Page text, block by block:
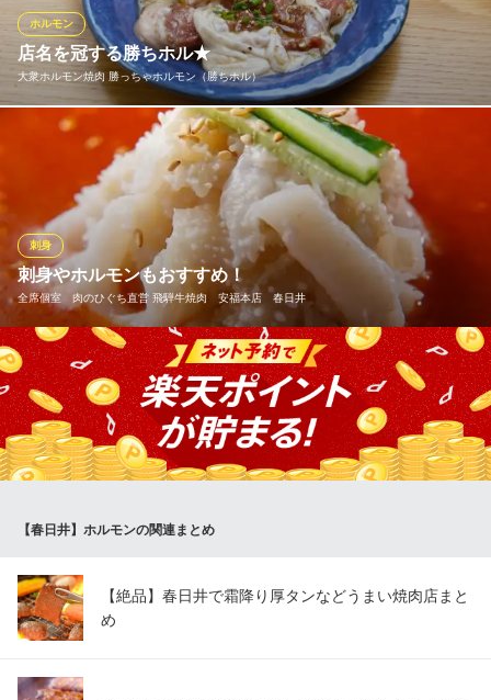
頃価格ですよ。ようこそホルモンの世界へ。
春日井×焼肉 春日井ホルモン
国産黒毛和牛コスパ◎
名鉄小牧線味美駅 徒歩21分
愛知県春日井市如意申町3-7-16
店名を冠する勝ちホル★
大衆ホルモン焼肉 勝っちゃホルモン（勝ちホル）
ホルモン
名前から縁起の良い上質なホルモン。皆さまご注文される、必食
のメニューです！
大衆ホルモン焼肉 勝っちゃホルモン（勝ちホル）
居酒屋
ＪＲ中央本線勝川駅 徒歩4分
愛知県春日井市旭町1-40
刺身やホルモンもおすすめ！
全席個室 肉のひぐち直営 飛騨牛焼肉 安福本店 春日井
刺身
【センマイ刺し】 新鮮な白い生センマイを安福特製の酢味噌で。
全席個室 肉のひぐち直営 飛騨牛焼肉 安福本店 春日井
飛騨牛焼肉を喰らう
ＪＲ中央本線春日井駅 徒歩17分
愛知県春日井市鳥居松町6-49-1
【春日井】ホルモンの関連まとめ
【絶品】春日井で霜降り厚タンなどうまい焼肉店まと
め